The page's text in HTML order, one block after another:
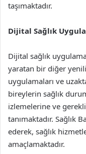
taşımaktadır.
Dijital Sağlık
Dijital sağlık
yaratan bir diğer
uygulamaları ve
bireylerin sağlık
izlemelerine ve
tanımaktadır. Sağlık
ederek, sağlık
amaçlamaktadır.